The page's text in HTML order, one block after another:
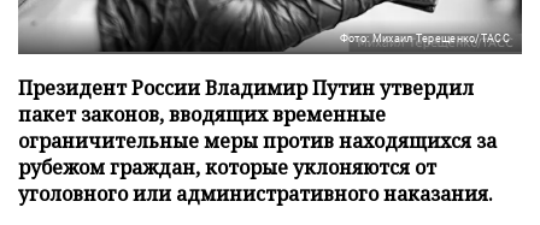
Фото: Михаил Терещенко/ТАСС
Президент России Владимир Путин утвердил
пакет законов, вводящих временные
ограничительные меры против находящихся за
рубежом граждан, которые уклоняются от
уголовного или административного наказания.